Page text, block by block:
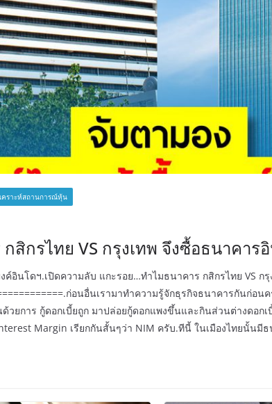
คราะห์สถานการณ์หุ้น
สิกรไทย VS กรุงเทพ จึงซื้อธนาคาร
ค์อินโดฯ.เปิดความลับ แกะรอย…ทำไมธนาคาร กสิกรไทย VS ก
ก่อนอื่นเรามาทำความรู้จักธุรกิจธนาคารกันก่อ
วยการ กู้ดอกเบี้ยถูก มาปล่อยกู้ดอกแพงขึ้นและกินส่วนต่างดอกเ
Margin เรียกกันสั้นๆว่า NIM ครับ.ทีนี้ ในเมืองไทยนั้นมี